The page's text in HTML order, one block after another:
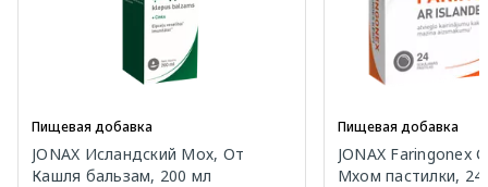
Пищевая добавка
JONAX Исландский Мох, От
Кашля бальзам, 200 мл
Пищевая добавка
JONAX Faringonex
Мхом пастилки, 24